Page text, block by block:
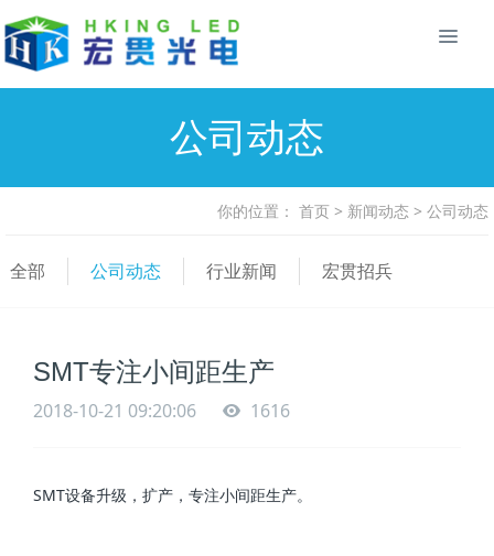
公司动态
你的位置： 首页 > 新闻动态 > 公司动态
全部 公司动态 行业新闻 宏贯招兵
SMT专注小间距生产
2018-10-21 09:20:06 1616
SMT设备升级，扩产，专注小间距生产。